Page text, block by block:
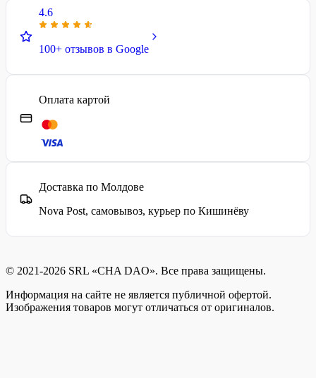
4.6
100+ отзывов в Google
Оплата картой
Доставка по Молдове
Nova Post, самовывоз, курьер по Кишинёву
© 2021-2026 SRL «CHA DAO». Все права защищены.
Информация на сайте не является публичной офертой.
Изображения товаров могут отличаться от оригиналов.